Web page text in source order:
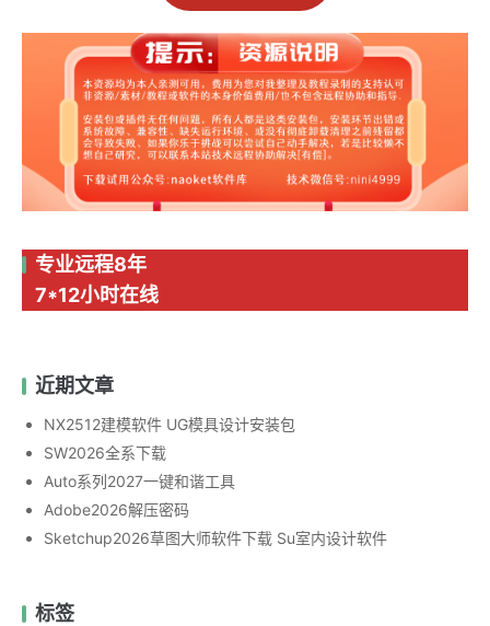
专业远程8年
7*12小时在线
近期文章
NX2512建模软件 UG模具设计安装包
SW2026全系下载
Auto系列2027一键和谐工具
Adobe2026解压密码
Sketchup2026草图大师软件下载 Su室内设计软件
标签